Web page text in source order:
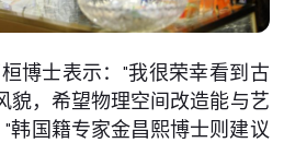
博士表示："我很荣幸看到古
貌，希望物理空间改造能与艺
韩国籍专家金昌熙博士则建议